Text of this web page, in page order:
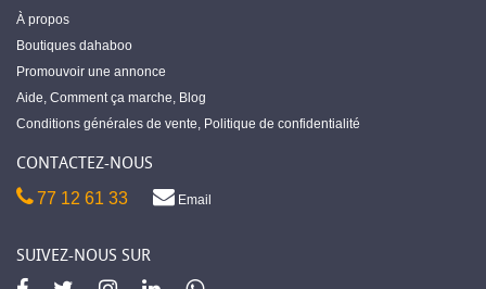
À propos
Boutiques dahaboo
Promouvoir une annonce
Aide, Comment ça marche, Blog
Conditions générales de vente, Politique de confidentialité
CONTACTEZ-NOUS
77 12 61 33 Email
SUIVEZ-NOUS SUR